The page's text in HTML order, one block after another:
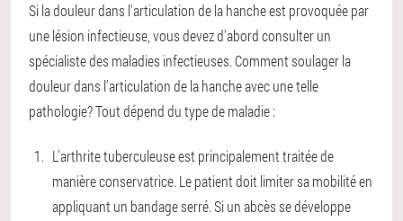
Si la douleur dans l'articulation de la hanche est provoquée par
une lésion infectieuse, vous devez d'abord consulter un
spécialiste des maladies infectieuses. Comment soulager la
douleur dans l'articulation de la hanche avec une telle
pathologie? Tout dépend du type de maladie :
L'arthrite tuberculeuse est principalement traitée de
manière conservatrice. Le patient doit limiter sa mobilité en
appliquant un bandage serré. Si un abcès se développe